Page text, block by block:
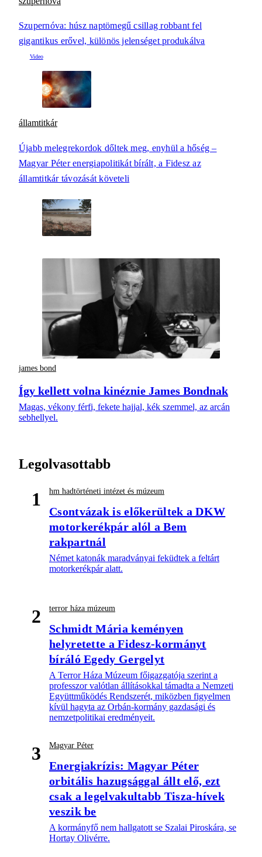
Szupernóva: húsz naptömegű csillag robbant fel
gigantikus erővel, különös jelenséget produkálva
államtitkár
Újabb melegrekordok dőltek meg, enyhül a hőség –
Magyar Péter energiapolitikát bírált, a Fidesz az
államtitkár távozását követeli
james bond
Így kellett volna kinéznie James Bondnak
Magas, vékony férfi, fekete hajjal, kék szemmel, az arcán
sebhellyel.
Legolvasottabb
1 hm hadtörténeti intézet és múzeum
Csontvázak is előkerültek a DKW
motorkerékpár alól a Bem
rakpartnál
Német katonák maradványai feküdtek a feltárt
motorkerékpár alatt.
2 terror háza múzeum
Schmidt Mária keményen
helyretette a Fidesz-kormányt
bíráló Egedy Gergelyt
A Terror Háza Múzeum főigazgatója szerint a
professzor valótlan állításokkal támadta a Nemzeti
Együttműködés Rendszerét, miközben figyelmen
kívül hagyta az Orbán-kormány gazdasági és
nemzetpolitikai eredményeit.
3 Magyar Péter
Energiakrízis: Magyar Péter
orbitális hazugsággal állt elő, ezt
csak a legelvakultabb Tisza-hívek
veszik be
A kormányfő nem hallgatott se Szalai Piroskára, se
Hortay Olivérre.